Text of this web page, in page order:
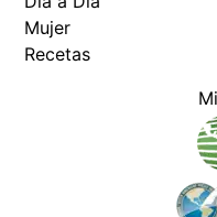
Mujer
Recetas